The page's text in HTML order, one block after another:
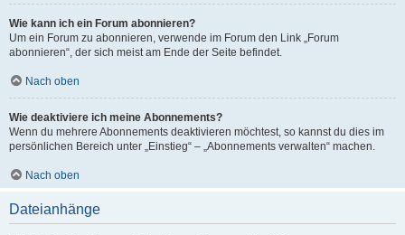
Wie kann ich ein Forum abonnieren?
Um ein Forum zu abonnieren, verwende im Forum den Link „Forum
abonnieren“, der sich meist am Ende der Seite befindet.
Nach oben
Wie deaktiviere ich meine Abonnements?
Wenn du mehrere Abonnements deaktivieren möchtest, so kannst du dies im
persönlichen Bereich unter „Einstieg“ – „Abonnements verwalten“ machen.
Nach oben
Dateianhänge